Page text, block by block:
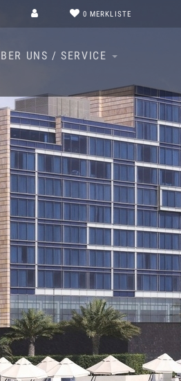
0 MERKLISTE
UNS / SERVICE